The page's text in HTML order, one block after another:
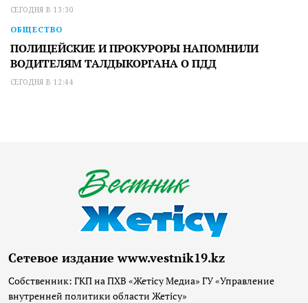
СЕГОДНЯ В 13:30
ОБЩЕСТВО
ПОЛИЦЕЙСКИЕ И ПРОКУРОРЫ НАПОМНИЛИ
ВОДИТЕЛЯМ ТАЛДЫКОРГАНА О ПДД
СЕГОДНЯ В 12:44
Сетевое издание www.vestnik19.kz
Собственник: ГКП на ПХВ «Жетісу Медиа» ГУ «Управление
внутренней политики области Жетісу»